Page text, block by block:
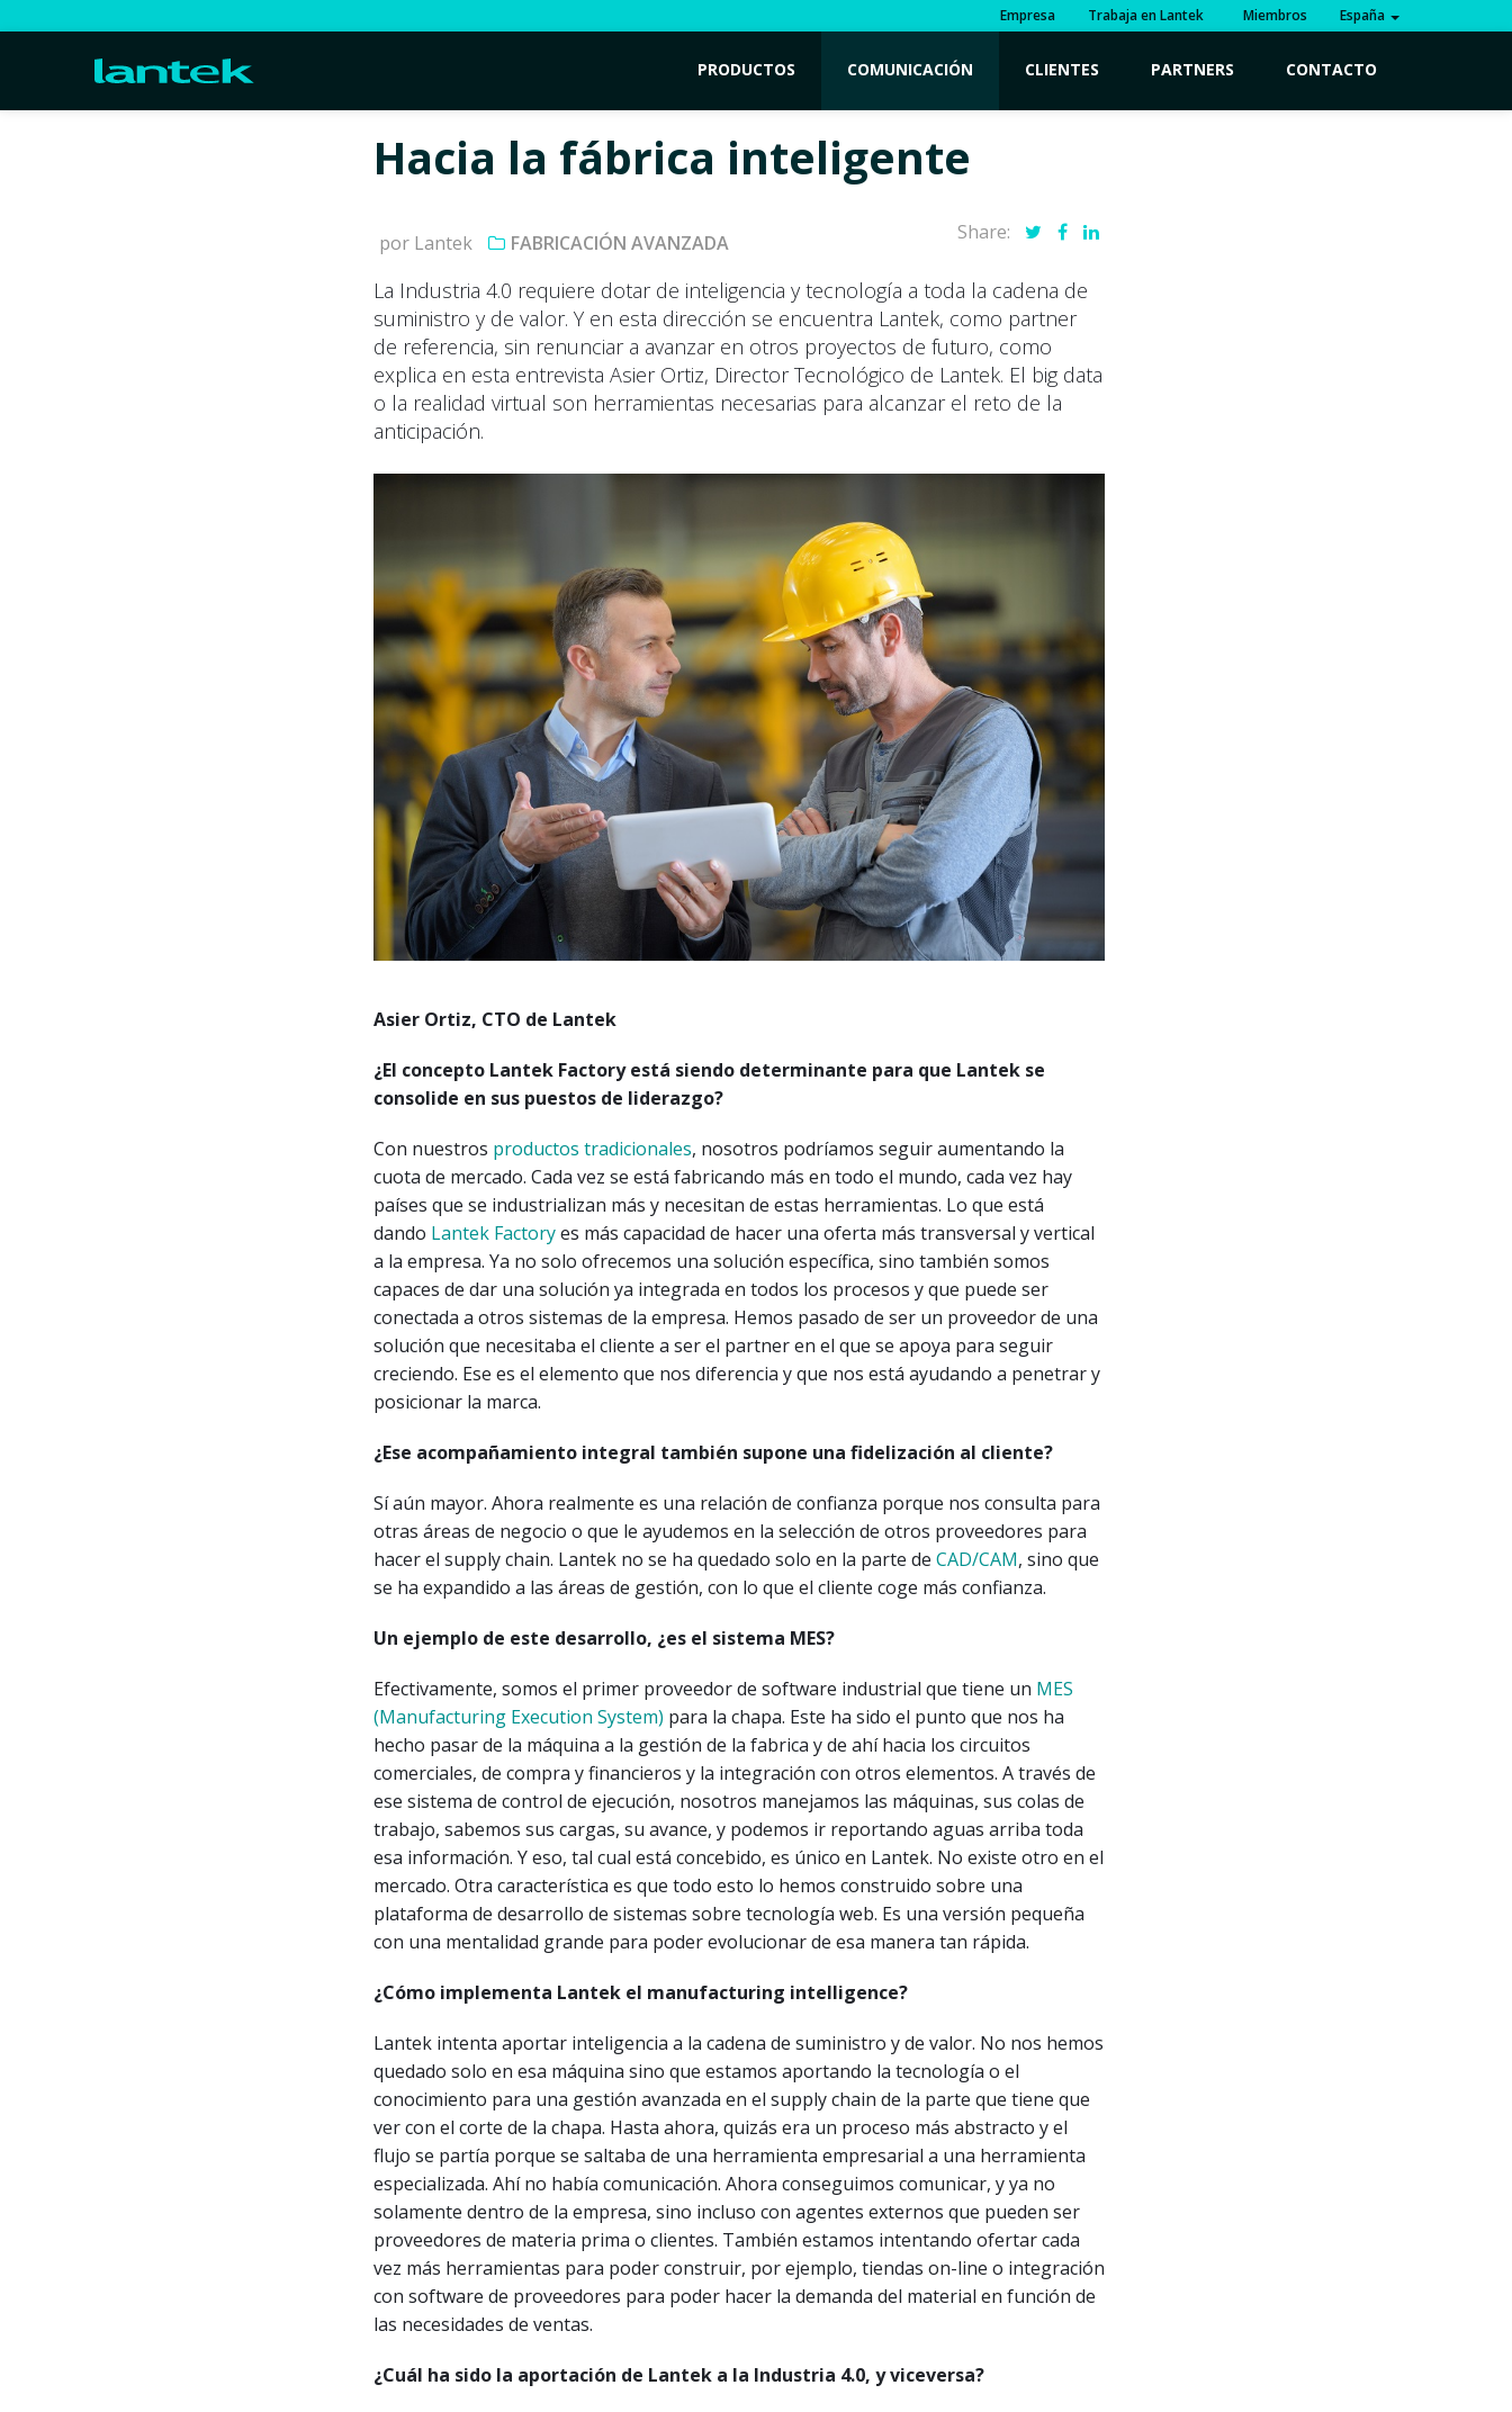
Empresa Trabaja en Lantek Miembros España
PRODUCTOS COMUNICACIÓN CLIENTES PARTNERS CONTACTO
Hacia la fábrica inteligente
por Lantek FABRICACIÓN AVANZADA Share:
La Industria 4.0 requiere dotar de inteligencia y tecnología a toda la cadena de
suministro y de valor. Y en esta dirección se encuentra Lantek, como partner
de referencia, sin renunciar a avanzar en otros proyectos de futuro, como
explica en esta entrevista Asier Ortiz, Director Tecnológico de Lantek. El big data
o la realidad virtual son herramientas necesarias para alcanzar el reto de la
anticipación.
Asier Ortiz, CTO de Lantek
¿El concepto Lantek Factory está siendo determinante para que Lantek se
consolide en sus puestos de liderazgo?
Con nuestros productos tradicionales, nosotros podríamos seguir aumentando la
cuota de mercado. Cada vez se está fabricando más en todo el mundo, cada vez hay
países que se industrializan más y necesitan de estas herramientas. Lo que está
dando Lantek Factoryes más capacidad de hacer una oferta más transversal y vertical
a la empresa. Ya no solo ofrecemos una solución específica, sino también somos
capaces de dar una solución ya integrada en todos los procesos y que puede ser
conectada a otros sistemas de la empresa. Hemos pasado de ser un proveedor de una
solución que necesitaba el cliente a ser el partner en el que se apoya para seguir
creciendo. Ese es el elemento que nos diferencia y que nos está ayudando a penetrar y
posicionar la marca.
¿Ese acompañamiento integral también supone una fidelización al cliente?
Sí aún mayor. Ahora realmente es una relación de confianza porque nos consulta para
otras áreas de negocio o que le ayudemos en la selección de otros proveedores para
hacer el supply chain. Lantek no se ha quedado solo en la parte de CAD/CAM, sino que
se ha expandido a las áreas de gestión, con lo que el cliente coge más confianza.
Un ejemplo de este desarrollo, ¿es el sistema MES?
Efectivamente, somos el primer proveedor de software industrial que tiene un MES
(Manufacturing Execution System) para la chapa. Este ha sido el punto que nos ha
hecho pasar de la máquina a la gestión de la fabrica y de ahí hacia los circuitos
comerciales, de compra y financieros y la integración con otros elementos. A través de
ese sistema de control de ejecución, nosotros manejamos las máquinas, sus colas de
trabajo, sabemos sus cargas, su avance, y podemos ir reportando aguas arriba toda
esa información. Y eso, tal cual está concebido, es único en Lantek. No existe otro en el
mercado. Otra característica es que todo esto lo hemos construido sobre una
plataforma de desarrollo de sistemas sobre tecnología web. Es una versión pequeña
con una mentalidad grande para poder evolucionar de esa manera tan rápida.
¿Cómo implementa Lantek el manufacturing intelligence?
Lantek intenta aportar inteligencia a la cadena de suministro y de valor. No nos hemos
quedado solo en esa máquina sino que estamos aportando la tecnología o el
conocimiento para una gestión avanzada en el supply chain de la parte que tiene que
ver con el corte de la chapa. Hasta ahora, quizás era un proceso más abstracto y el
flujo se partía porque se saltaba de una herramienta empresarial a una herramienta
especializada. Ahí no había comunicación. Ahora conseguimos comunicar, y ya no
solamente dentro de la empresa, sino incluso con agentes externos que pueden ser
proveedores de materia prima o clientes. También estamos intentando ofertar cada
vez más herramientas para poder construir, por ejemplo, tiendas on-line o integración
con software de proveedores para poder hacer la demanda del material en función de
las necesidades de ventas.
¿Cuál ha sido la aportación de Lantek a la Industria 4.0, y viceversa?